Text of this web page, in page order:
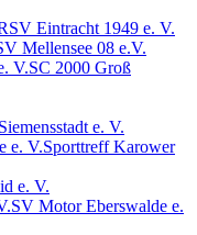
Eintracht 1949 e. V.
Mellensee 08 e.V.
SC 2000 Groß
e. V.
Sporttreff Karower
e. V.
SV Motor Eberswalde e.